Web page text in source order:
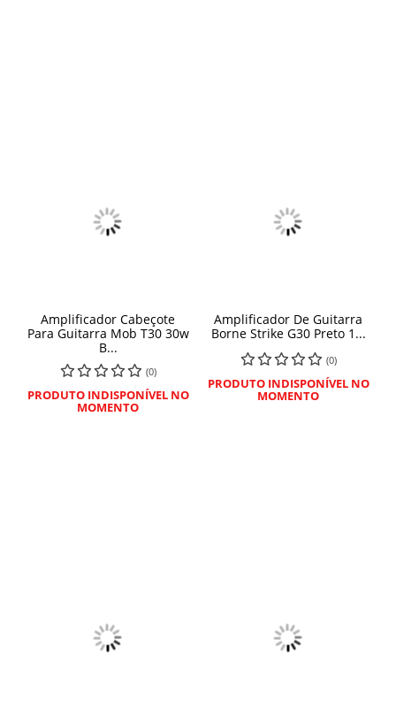
Amplificador Cabeçote
Para Guitarra Mob T30 30w
B...
(0)
PRODUTO INDISPONÍVEL NO
MOMENTO
Amplificador De Guitarra
Borne Strike G30 Preto 1...
(0)
PRODUTO INDISPONÍVEL NO
MOMENTO